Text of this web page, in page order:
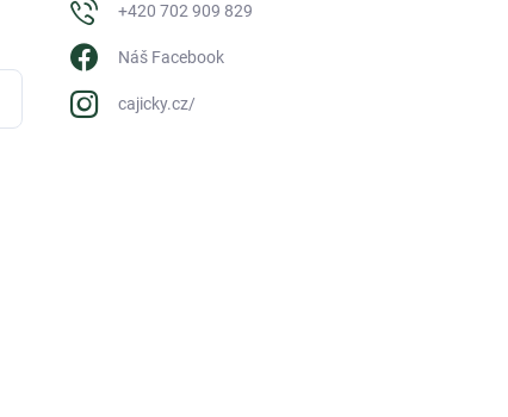
+420 702 909 829
Náš Facebook
cajicky.cz/